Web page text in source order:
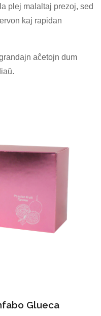
plej malaltaj prezoj, sed
kaj rapidan
aĉetojn dum
Glueca